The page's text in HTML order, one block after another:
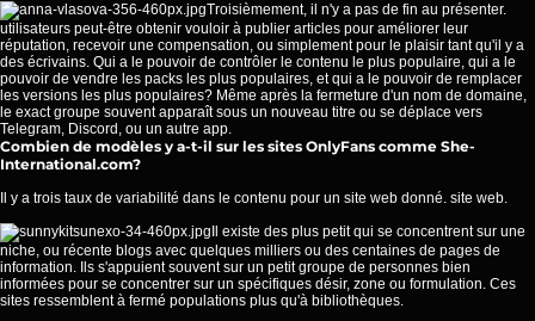
Troisièmement, il n'y a pas de fin au présenter.
utilisateurs peut-être obtenir vouloir à publier articles pour améliorer leur
réputation, recevoir une compensation, ou simplement pour le plaisir tant qu'il y a
des écrivains. Qui a le pouvoir de contrôler le contenu le plus populaire, qui a le
pouvoir de vendre les packs les plus populaires, et qui a le pouvoir de remplacer
les versions les plus populaires? Même après la fermeture d'un nom de domaine,
le exact groupe souvent apparaît sous un nouveau titre ou se déplace vers
Telegram, Discord, ou un autre app.
Combien de modèles y a-t-il sur les sites OnlyFans comme She-
International.com?
Il y a trois taux de variabilité dans le contenu pour un site web donné. site web.
Il existe des plus petit qui se concentrent sur une
niche, ou récente blogs avec quelques milliers ou des centaines de pages de
information. Ils s'appuient souvent sur un petit groupe de personnes bien
informées pour se concentrer sur un spécifiques désir, zone ou formulation. Ces
sites ressemblent à fermé populations plus qu'à bibliothèques.